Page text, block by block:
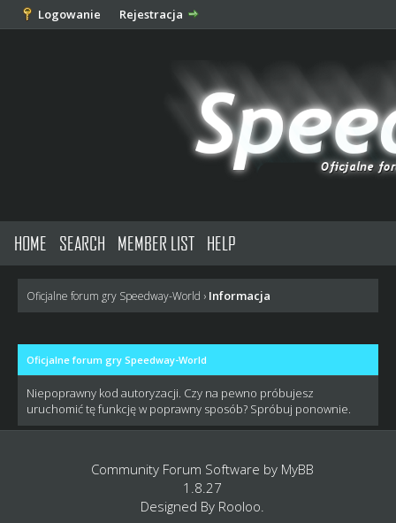
Logowanie Rejestracja
HOME SEARCH MEMBER LIST HELP
Oficjalne forum gry Speedway-World › Informacja
Oficjalne forum gry Speedway-World
Niepoprawny kod autoryzacji. Czy na pewno próbujesz
uruchomić tę funkcję w poprawny sposób? Spróbuj ponownie.
Community Forum Software by MyBB
1.8.27
Designed By Rooloo.